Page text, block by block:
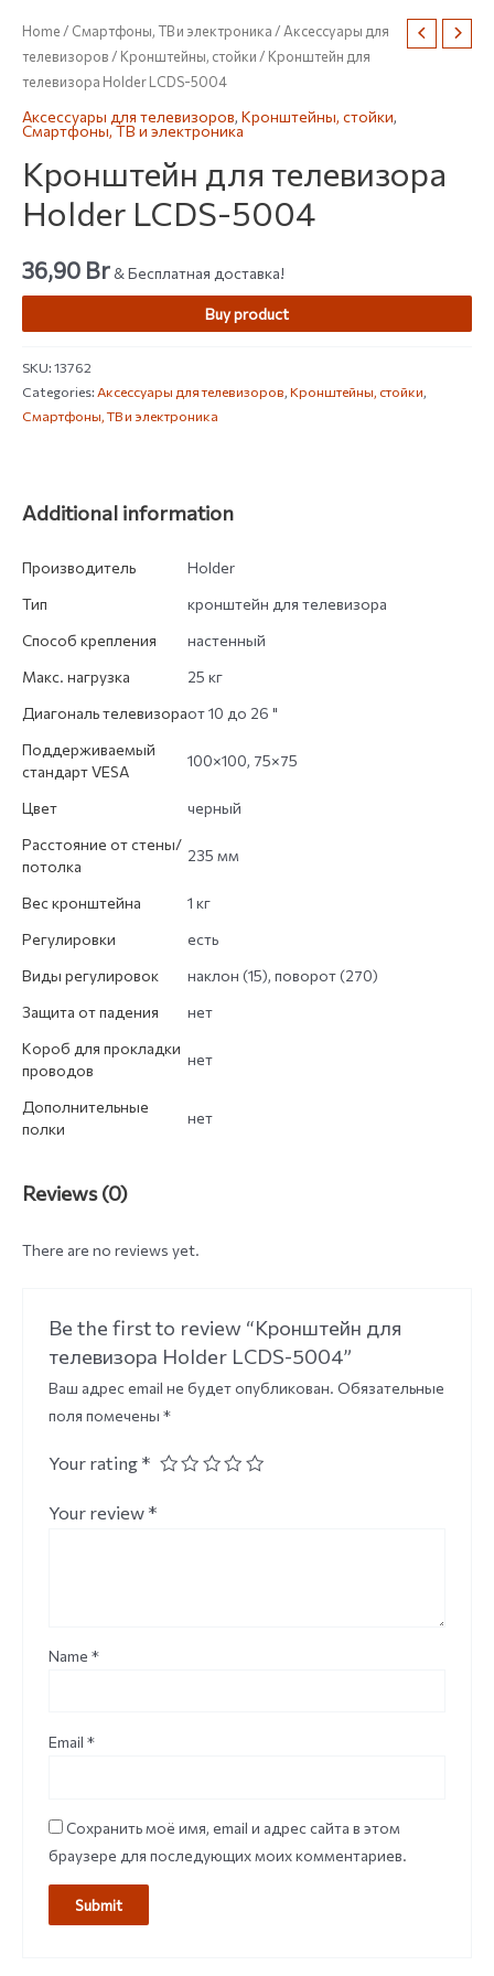
Home/ Смартфоны, ТВ и электроника/Аксессуары для
телевизоров/ Кронштейны, стойки/ Кронштейн для
телевизора Holder LCDS-5004
Аксессуары для телевизоров, Кронштейны, стойки,
Смартфоны, ТВ и электроника
Кронштейн для телевизора
Holder LCDS-5004
36,90 Br& Бесплатная доставка!
Buy product
SKU:13762
Categories:Аксессуары для телевизоров,Кронштейны, стойки,
Смартфоны, ТВ и электроника
Additional information
Производитель
Holder
Тип
кронштейн для телевизора
Способ крепления
настенный
Макс. нагрузка
25 кг
Диагональ телевизораот 10 до 26 "
Поддерживаемый
стандарт VESA
100×100, 75×75
Цвет
черный
Расстояние от стены/
потолка
235 мм
Вес кронштейна
1 кг
Регулировки
есть
Виды регулировок
наклон (15), поворот (270)
Защита от падения
нет
Короб для прокладки
проводов
нет
Дополнительные
полки
нет
Reviews (0)
There are no reviews yet.
Be the first to review “Кронштейн для
телевизора Holder LCDS-5004”
Ваш адрес email не будет опубликован. Обязательные
поля помечены *
Your rating *
Your review *
Name *
Email *
Сохранить моё имя, email и адрес сайта в этом
браузере для последующих моих комментариев.